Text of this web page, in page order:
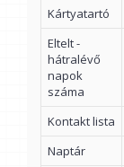
Kártyatartó
Eltelt -
hátralévő
napok
száma
Kontakt lista
Naptár